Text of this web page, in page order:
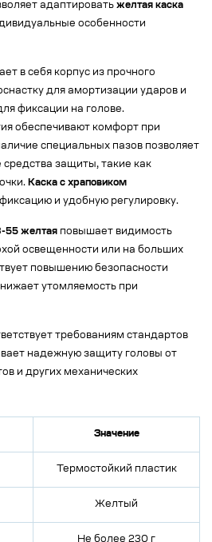
адаптировать желтая каска
особенности
в себя корпус из прочного
для амортизации ударов и
фиксации на голове.
обеспечивают комфорт при
специальных пазов позволяет
защиты, такие как
Каска с храповиком
и удобную регулировку.
55 желтая повышает видимость
освещенности или на больших
повышению безопасности
утомляемость при
требованиям стандартов
надежную защиту головы от
и других механических
Значение
Термостойкий пластик
Желтый
Не более 230 г